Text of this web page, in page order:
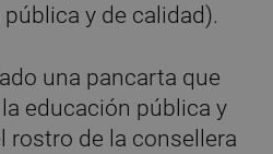
y de calidad).
una pancarta que
educación pública y
rostro de la consellera